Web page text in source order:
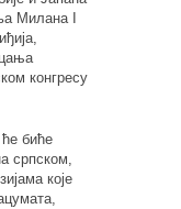
Милана I
конгресу
биће
српском,
које